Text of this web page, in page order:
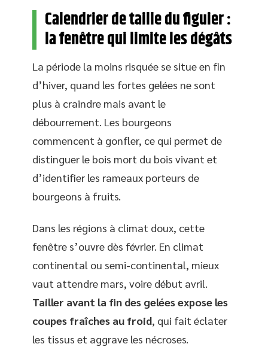
Calendrier de taille du figuier :
la fenêtre qui limite les dégâts
La période la moins risquée se situe en fin
d’hiver, quand les fortes gelées ne sont
plus à craindre mais avant le
débourrement. Les bourgeons
commencent à gonfler, ce qui permet de
distinguer le bois mort du bois vivant et
d’identifier les rameaux porteurs de
bourgeons à fruits.
Dans les régions à climat doux, cette
fenêtre s’ouvre dès février. En climat
continental ou semi-continental, mieux
vaut attendre mars, voire début avril.
Tailler avant la fin des gelées expose les
coupes fraîches au froid, qui fait éclater
les tissus et aggrave les nécroses.